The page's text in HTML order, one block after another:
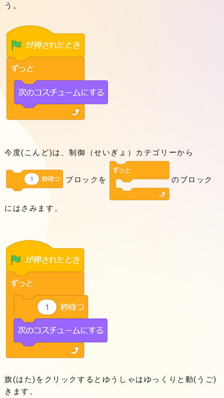
う。
今度(こんど)は、制御（せいぎょ）カテゴリーから
ブロックを のブロック
にはさみます。
旗(はた)をクリックするとゆうしゃはゆっくりと動(うご)
きます。